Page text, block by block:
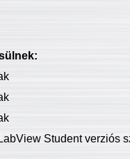
Student verziós